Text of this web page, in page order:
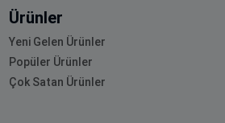
Ürünler
Yeni Gelen Ürünler
Popüler Ürünler
Çok Satan Ürünler